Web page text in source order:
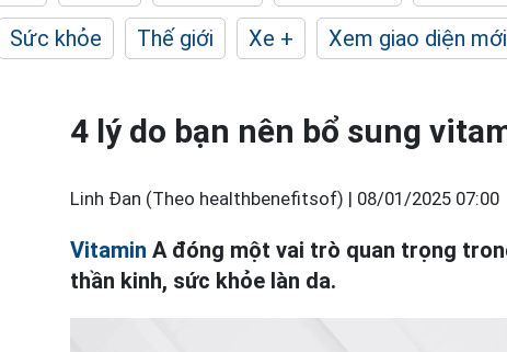
Sức khỏe Thế giới Xe + Xem giao diện mới
4 lý do bạn nên bổ sung
Linh Đan (Theo healthbenefitsof) | 08/01/2025 07:00
Vitamin A đóng một vai trò quan trọng
thần kinh, sức khỏe làn da.